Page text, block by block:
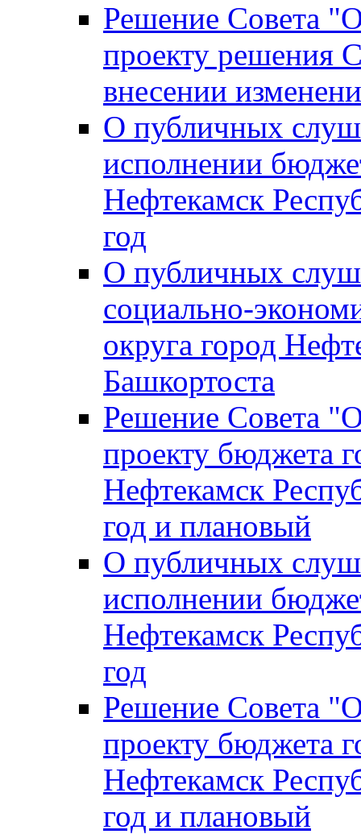
Решение Совета
проекту решения
внесении
О публичных
исполнении
Нефтекамск
год
О публичных
социально-
округа город
Башкортоста
Решение Совета
проекту бюджета
Нефтекамск
год и плановый
О публичных
исполнении
Нефтекамск
год
Решение Совета
проекту бюджета
Нефтекамск
год и плановый